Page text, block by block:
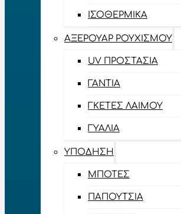
ΙΣΟΘΕΡΜΙΚΆ
ΑΞΕΡΟΥΆΡ ΡΟΥΧΙΣΜΟΎ
UV ΠΡΟΣΤΑΣΊΑ
ΓΆΝΤΙΑ
ΓΚΈΤΕΣ ΛΑΊΜΟΥ
ΓΥΑΛΙΆ
ΥΠΌΔΗΣΗ
ΜΠΌΤΕΣ
ΠΑΠΟΎΤΣΙΑ